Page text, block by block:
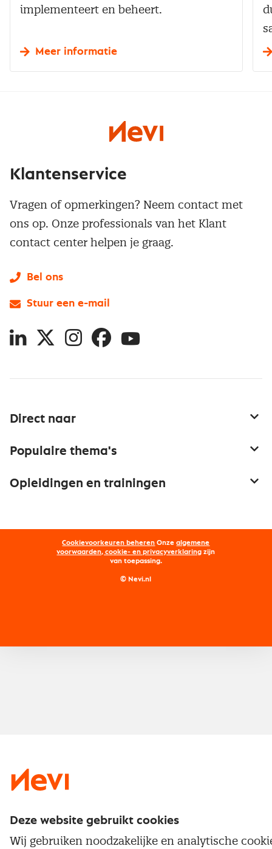
implementeert en beheert.
Meer informatie
Direct naar
Netwerk en communities
Word lid van Nevi
Nevi PMI®
Populaire thema's
Onderhandelen
Opleidingen en trainingen
Opleidingen
Maatwerk
Klantenservice
Vragen of opmerkingen? Neem contact met
ons op. Onze professionals van het Klant
contact center helpen je graag.
Bel ons
Stuur een e-mail
LinkedIn
X InstagramFacebookYouTube
Cookievoorkeuren beheren Onzealgemene
voorwaarden, cookie- en privacyverklaring zijn
van toepassing.
© Nevi.nl
Deze website gebruikt cookies
Wij gebruiken noodzakelijke en analytische